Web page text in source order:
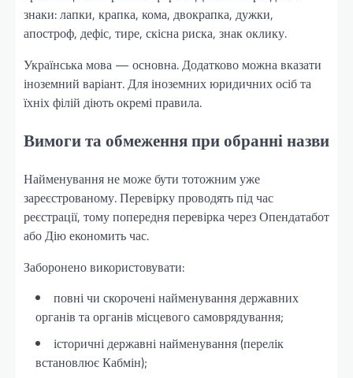
знаки: лапки, крапка, кома, двокрапка, дужки,
апостроф, дефіс, тире, скісна риска, знак оклику.
Українська мова — основна. Додатково можна вказати
іноземний варіант. Для іноземних юридичних осіб та
їхніх філій діють окремі правила.
Вимоги та обмеження при обранні назви
Найменування не може бути тотожним уже
зареєстрованому. Перевірку проводять під час
реєстрації, тому попередня перевірка через Опендатабот
або Дію економить час.
Заборонено використовувати:
повні чи скорочені найменування державних
органів та органів місцевого самоврядування;
історичні державні найменування (перелік
встановлює Кабмін);